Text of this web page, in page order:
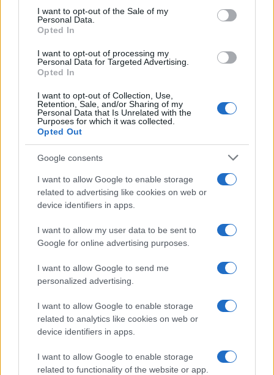
consent section.
I want to opt-out of the Sale of my
Personal Data.
Opted In
I want to opt-out of processing my
Personal Data for Targeted Advertising.
Opted In
I want to opt-out of Collection, Use,
Retention, Sale, and/or Sharing of my
Personal Data that Is Unrelated with the
Purposes for which it was collected.
Opted Out
Google consents
I want to allow Google to enable storage
related to advertising like cookies on web or
device identifiers in apps.
I want to allow my user data to be sent to
Google for online advertising purposes.
I want to allow Google to send me
personalized advertising.
I want to allow Google to enable storage
related to analytics like cookies on web or
device identifiers in apps.
I want to allow Google to enable storage
related to functionality of the website or app.